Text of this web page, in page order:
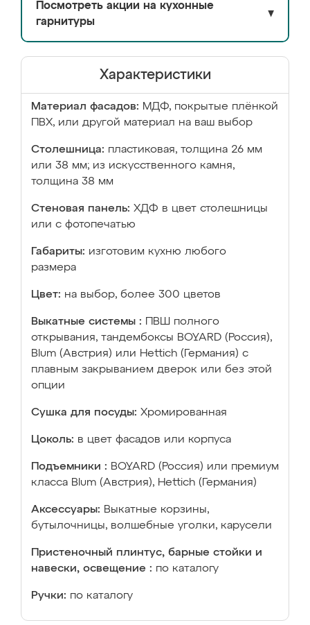
Посмотреть акции на кухонные
гарнитуры
▼
Характеристики
Материал фасадов: МДФ, покрытые плёнкой
ПВХ, или другой материал на ваш выбор
Столешница: пластиковая, толщина 26 мм
или 38 мм; из искусственного камня,
толщина 38 мм
Стеновая панель: ХДФ в цвет столешницы
или с фотопечатью
Габариты: изготовим кухню любого
размера
Цвет: на выбор, более 300 цветов
Выкатные системы :
ПВШ полного
открывания, тандембоксы BOYARD (Россия),
Blum (Австрия) или Hettich (Германия) с
плавным закрыванием дверок или без этой
опции
Сушка для посуды: Хромированная
Цоколь: в цвет фасадов или корпуса
Подъемники : BOYARD (Россия) или премиум
класса Blum (Австрия), Hettich (Германия)
Аксессуары: Выкатные корзины,
бутылочницы, волшебные уголки, карусели
Пристеночный плинтус, барные стойки и
навески, освещение : по каталогу
Ручки: по каталогу